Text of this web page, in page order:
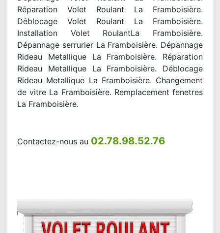
Réparation Volet Roulant La Framboisière.
Déblocage Volet Roulant La Framboisière.
Installation Volet RoulantLa Framboisière.
Dépannage serrurier La Framboisière. Dépannage
Rideau Metallique La Framboisière. Réparation
Rideau Metallique La Framboisière. Déblocage
Rideau Metallique La Framboisière. Changement
de vitre La Framboisière. Remplacement fenetres
La Framboisière.
Contactez-nous au 02.78.98.52.76